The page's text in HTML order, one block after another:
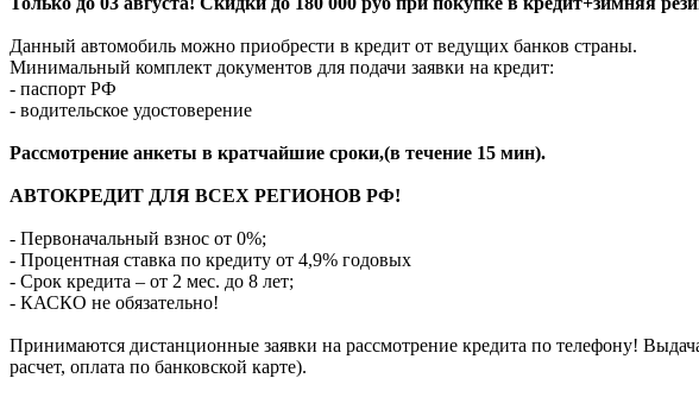
Данный автомобиль можно приобрести в кредит от ведущих банков страны.
Минимальный комплект документов для подачи заявки на кредит:
- паспорт РФ
- водительское удостоверение
Рассмотрение анкеты в кратчайшие сроки,(в течение 15 мин).
АВТОКРЕДИТ ДЛЯ ВСЕХ РЕГИОНОВ РФ!
- Первоначальный взнос от 0%;
- Процентная ставка по кредиту от 4,9% годовых
- Срок кредита – от 2 мес. до 8 лет;
- КАСКО не обязательно!
Принимаются дистанционные заявки на рассмотрение кредита по телефону!
расчет, оплата по банковской карте).